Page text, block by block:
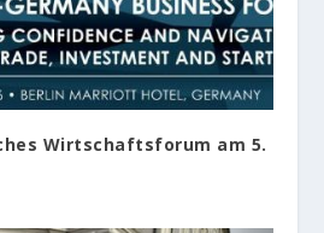
Wirtschaftsforum am 5.